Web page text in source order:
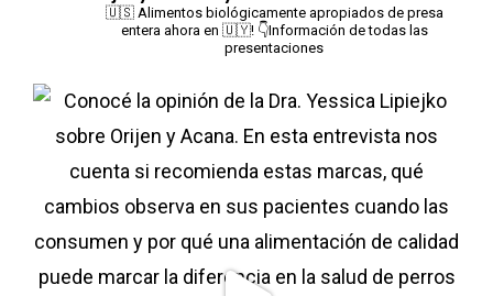
🇺🇸 Alimentos biológicamente apropiados de presa
entera ahora en 🇺🇾!👇Información de todas las
presentaciones